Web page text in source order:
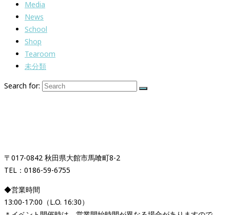
Media
News
School
Shop
Tearoom
未分類
Search for:
〒017-0842 秋田県大館市馬喰町8-2
TEL：0186-59-6755
◆営業時間
13:00-17:00（L.O. 16:30）